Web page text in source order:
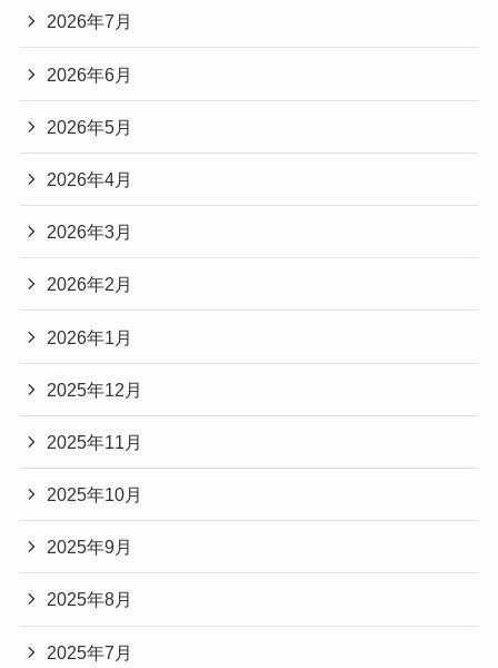
2026年7月
2026年6月
2026年5月
2026年4月
2026年3月
2026年2月
2026年1月
2025年12月
2025年11月
2025年10月
2025年9月
2025年8月
2025年7月